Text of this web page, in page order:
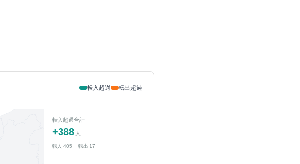
転入超過 転出超過
転入超過合計
+388 人
転入 405 − 転出 17